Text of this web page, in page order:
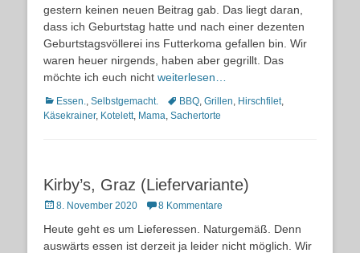
gestern keinen neuen Beitrag gab. Das liegt daran,
dass ich Geburtstag hatte und nach einer dezenten
Geburtstagsvöllerei ins Futterkoma gefallen bin. Wir
waren heuer nirgends, haben aber gegrillt. Das
möchte ich euch nicht weiterlesen…
Kategorien
Essen., Selbstgemacht. Schlagworte
BBQ, Grillen, Hirschfilet,
Käsekrainer, Kotelett, Mama, Sachertorte
Kirby’s, Graz (Liefervariante)
Posted
8. November 2020 8 Kommentare
Heute geht es um Lieferessen. Naturgemäß. Denn
auswärts essen ist derzeit ja leider nicht möglich. Wir